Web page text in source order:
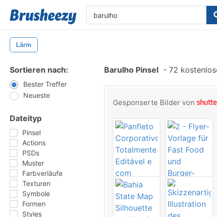
Lärm
Sortieren nach:
Bester Treffer
Neueste
Dateityp
Pinsel
Actions
PSDs
Muster
Farbverläufe
Texturen
Symbole
Formen
Styles
Barulho Pinsel - 72
Gesponserte Bilder von